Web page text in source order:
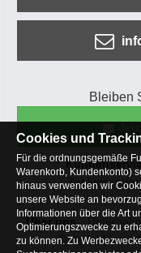
Bleiben
Zahlungsarten
Über uns
Osterfeldsee
Cookies und
Für die ordnungsgemäße
Warenkorb, Kundenkonto)
hinaus verwenden wir
unsere Website an
Informationen über die Art
Optimierungszwecke zu
zu können. Zu